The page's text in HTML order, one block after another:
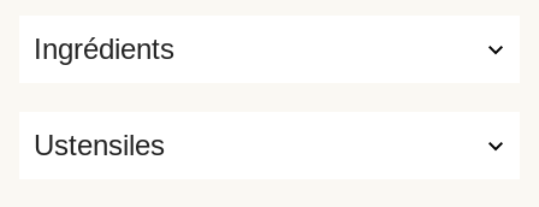
Ingrédients
Ustensiles